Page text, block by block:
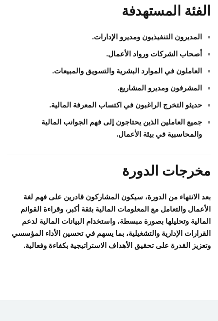
الفئة المستهدفة
المديرون التنفيذيون ومديرو الإدارات.
أصحاب الشركات ورواد الأعمال.
العاملون في الموارد البشرية والتسويق والمبيعات.
المشرفون ومديرو المشاريع.
حديثو التخرج الراغبون في اكتساب المعرفة المالية.
جميع العاملين الذين يحتاجون إلى فهم الجوانب المالية
والمحاسبية في بيئة الأعمال.
مخرجات الدورة
بعد الانتهاء من الدورة، سيكون المشاركون قادرين على فهم لغة
الأعمال والتعامل مع المعلومات المالية بثقة أكبر، وقراءة القوائم
المالية وتحليلها بصورة مبسطة، واستخدام البيانات المالية لدعم
القرارات الإدارية والتشغيلية، بما يسهم في تحسين الأداء المؤسسي
وتعزيز القدرة على تحقيق الأهداف الاستراتيجية بكفاءة وفعالية.